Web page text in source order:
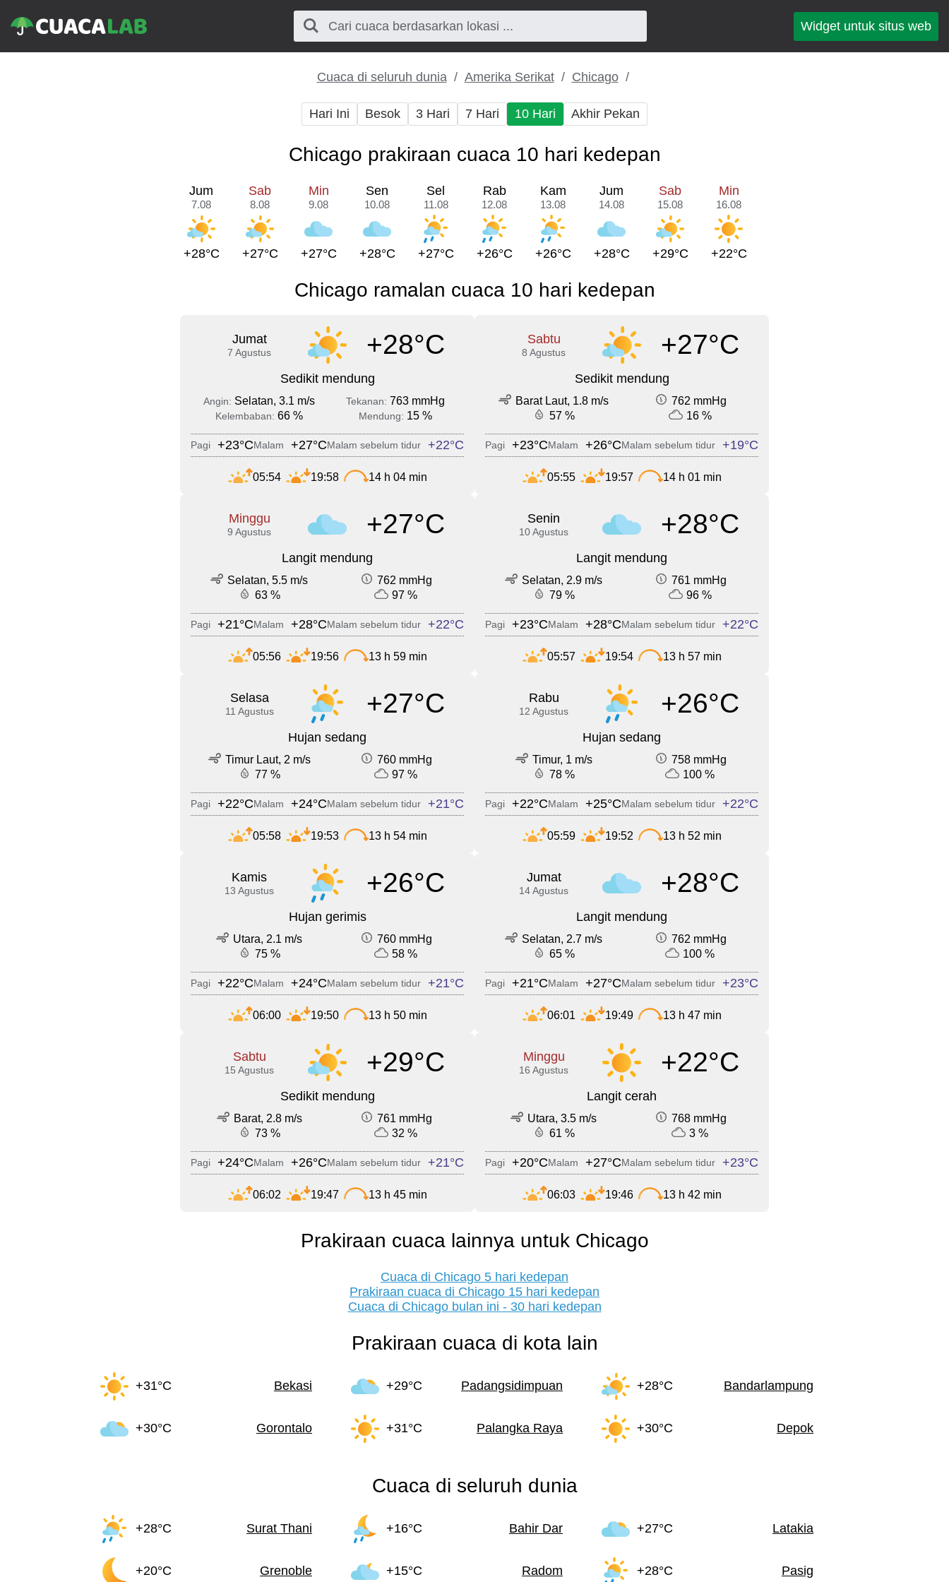
Widget untuk situs web
Cuaca di seluruh dunia Amerika Serikat Chicago
Hari Ini Besok 3 Hari 7 Hari 10 Hari Akhir Pekan
Chicago prakiraan cuaca 10 hari kedepan
Jum
7.08
+28°C
Sab
8.08
+27°C
Min
9.08
+27°C
Sen
10.08
+28°C
Sel
11.08
+27°C
Rab
12.08
+26°C
Kam
13.08
+26°C
Jum
14.08
+28°C
Sab
15.08
+29°C
Min
16.08
+22°C
Chicago ramalan cuaca 10 hari kedepan
Jumat
7 Agustus +28°C
Sedikit mendung
Angin: Selatan, 3.1 m/s Tekanan: 763 mmHg
Kelembaban: 66 % Mendung: 15 %
Pagi +23°CMalam +27°CMalam sebelum tidur +22°C
05:54 19:58 14 h 04 min
Sabtu
8 Agustus +27°C
Sedikit mendung
Barat Laut, 1.8 m/s
762 mmHg
57 %
16 %
Pagi +23°CMalam +26°CMalam sebelum tidur +19°C
05:55 19:57 14 h 01 min
Minggu
9 Agustus +27°C
Langit mendung
Selatan, 5.5 m/s
762 mmHg
63 %
97 %
Pagi +21°CMalam +28°CMalam sebelum tidur +22°C
05:56 19:56 13 h 59 min
Senin
10 Agustus +28°C
Langit mendung
Selatan, 2.9 m/s
761 mmHg
79 %
96 %
Pagi +23°CMalam +28°CMalam sebelum tidur +22°C
05:57 19:54 13 h 57 min
Selasa
11 Agustus +27°C
Hujan sedang
Timur Laut, 2 m/s
760 mmHg
77 %
97 %
Pagi +22°CMalam +24°CMalam sebelum tidur +21°C
05:58 19:53 13 h 54 min
Rabu
12 Agustus +26°C
Hujan sedang
Timur, 1 m/s
758 mmHg
78 %
100 %
Pagi +22°CMalam +25°CMalam sebelum tidur +22°C
05:59 19:52 13 h 52 min
Kamis
13 Agustus +26°C
Hujan gerimis
Utara, 2.1 m/s
760 mmHg
75 %
58 %
Pagi +22°CMalam +24°CMalam sebelum tidur +21°C
06:00 19:50 13 h 50 min
Jumat
14 Agustus +28°C
Langit mendung
Selatan, 2.7 m/s
762 mmHg
65 %
100 %
Pagi +21°CMalam +27°CMalam sebelum tidur +23°C
06:01 19:49 13 h 47 min
Sabtu
15 Agustus +29°C
Sedikit mendung
Barat, 2.8 m/s
761 mmHg
73 %
32 %
Pagi +24°CMalam +26°CMalam sebelum tidur +21°C
06:02 19:47 13 h 45 min
Minggu
16 Agustus +22°C
Langit cerah
Utara, 3.5 m/s
768 mmHg
61 %
3 %
Pagi +20°CMalam +27°CMalam sebelum tidur +23°C
06:03 19:46 13 h 42 min
Prakiraan cuaca lainnya untuk Chicago
Cuaca di Chicago 5 hari kedepan
Prakiraan cuaca di Chicago 15 hari kedepan
Cuaca di Chicago bulan ini - 30 hari kedepan
Prakiraan cuaca di kota lain
+31°C Bekasi +29°C Padangsidimpuan +28°C Bandarlampung
+30°C Gorontalo +31°C Palangka Raya +30°C Depok
Cuaca di seluruh dunia
+28°C Surat Thani +16°C Bahir Dar +27°C Latakia
+20°C Grenoble +15°C Radom +28°C Pasig